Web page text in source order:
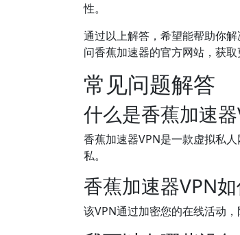
性。
通过以上解答，希望能帮助你
问香蕉加速器的官方网站，获取
常见问题解答
什么是香蕉加速器
香蕉加速器VPN是一款虚拟私
私。
香蕉加速器VPN
该VPN通过加密您的在线活动